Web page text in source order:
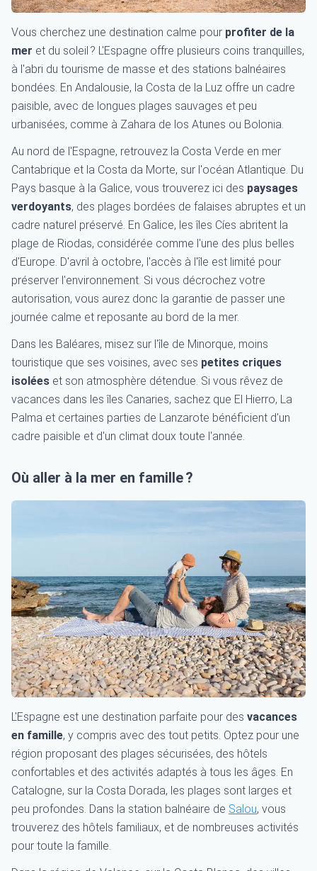
Vous cherchez une destination calme pour profiter de la
mer et du soleil ? L'Espagne offre plusieurs coins tranquilles,
à l'abri du tourisme de masse et des stations balnéaires
bondées. En Andalousie, la Costa de la Luz offre un cadre
paisible, avec de longues plages sauvages et peu
urbanisées, comme à Zahara de los Atunes ou Bolonia.
Au nord de l'Espagne, retrouvez la Costa Verde en mer
Cantabrique et la Costa da Morte, sur l'océan Atlantique. Du
Pays basque à la Galice, vous trouverez ici des paysages
verdoyants, des plages bordées de falaises abruptes et un
cadre naturel préservé. En Galice, les îles Cíes abritent la
plage de Riodas, considérée comme l'une des plus belles
d'Europe. D'avril à octobre, l'accès à l'île est limité pour
préserver l'environnement. Si vous décrochez votre
autorisation, vous aurez donc la garantie de passer une
journée calme et reposante au bord de la mer.
Dans les Baléares, misez sur l'île de Minorque, moins
touristique que ses voisines, avec ses petites criques
isolées et son atmosphère détendue. Si vous rêvez de
vacances dans les îles Canaries, sachez que El Hierro, La
Palma et certaines parties de Lanzarote bénéficient d'un
cadre paisible et d'un climat doux toute l'année.
Où aller à la mer en famille ?
L'Espagne est une destination parfaite pour des vacances
en famille, y compris avec des tout petits. Optez pour une
région proposant des plages sécurisées, des hôtels
confortables et des activités adaptés à tous les âges. En
Catalogne, sur la Costa Dorada, les plages sont larges et
peu profondes. Dans la station balnéaire de Salou, vous
trouverez des hôtels familiaux, et de nombreuses activités
pour toute la famille.